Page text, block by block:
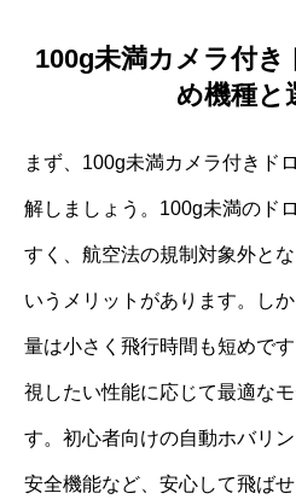
100g未満カメラ付
め機種と
まず、100g未満カメラ付きド
解しましょう。100g未満のド
すく、航空法の規制対象外と
いうメリットがあります。し
量は小さく飛行時間も短めで
視したい性能に応じて最適な
す。初心者向けの自動ホバリ
安全機能など、安心して飛ば